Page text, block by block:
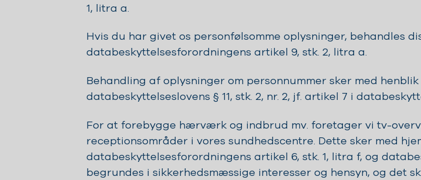
1, litra a.
Hvis du har givet os personfølsomme oplysninger, behandles
databeskyttelsesforordningens artikel 9, stk. 2, litra a.
Behandling af oplysninger om personnummer sker med
databeskyttelseslovens § 11, stk. 2, nr. 2, jf. artikel 7 i
For at forebygge hærværk og indbrud mv. foretager vi tv-
receptionsområder i vores sundhedscentre. Dette sker med
databeskyttelsesforordningens artikel 6, stk. 1, litra f, og
begrundes i sikkerhedsmæssige interesser og hensyn, og det